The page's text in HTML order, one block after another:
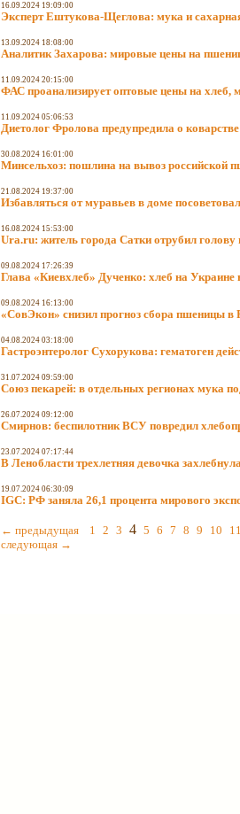
16.09.2024 19:09:00
Эксперт Ештукова-Щеглова: мука и
13.09.2024 18:08:00
Аналитик Захарова: мировые цены на
11.09.2024 20:15:00
ФАС проанализирует оптовые цены на хлеб,
11.09.2024 05:06:53
Диетолог Фролова предупредила о
30.08.2024 16:01:00
Минсельхоз: пошлина на вывоз российской
21.08.2024 19:37:00
Избавляться от муравьев в доме
16.08.2024 15:53:00
Ura.ru: житель города Сатки отрубил
09.08.2024 17:26:39
Глава «Киевхлеб» Дученко: хлеб на Украине
09.08.2024 16:13:00
«СовЭкон» снизил прогноз сбора пшеницы
04.08.2024 03:18:00
Гастроэнтеролог Сухорукова: гематоген
31.07.2024 09:59:00
Союз пекарей: в отдельных регионах мука
26.07.2024 09:12:00
Смирнов: беспилотник ВСУ повредил
23.07.2024 07:17:44
В Ленобласти трехлетняя девочка
19.07.2024 06:30:09
IGC: РФ заняла 26,1 процента мирового
← предыдущая 1 2 3 4 5 6 7 8 9 10
следующая →